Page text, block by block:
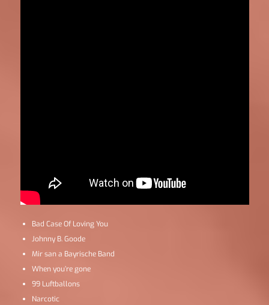
Bad Case Of Loving You
Johnny B. Goode
Mir san a Bayrische Band
When you’re gone
99 Luftballons
Narcotic